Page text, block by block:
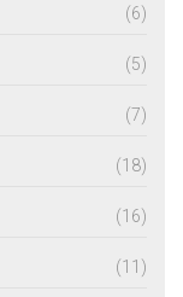
(6)
(5)
(7)
(18)
(16)
(11)